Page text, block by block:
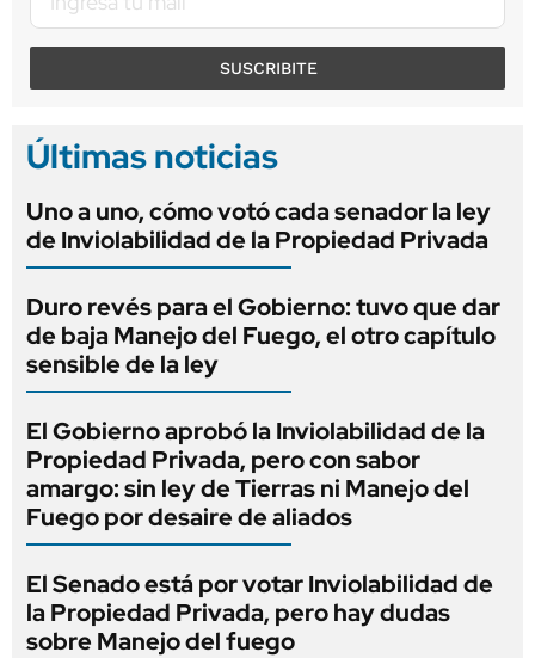
SUSCRIBITE
Últimas noticias
Uno a uno, cómo votó cada senador la ley
de Inviolabilidad de la Propiedad Privada
Duro revés para el Gobierno: tuvo que dar
de baja Manejo del Fuego, el otro capítulo
sensible de la ley
El Gobierno aprobó la Inviolabilidad de la
Propiedad Privada, pero con sabor
amargo: sin ley de Tierras ni Manejo del
Fuego por desaire de aliados
El Senado está por votar Inviolabilidad de
la Propiedad Privada, pero hay dudas
sobre Manejo del fuego